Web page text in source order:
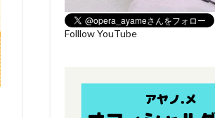
Folllow YouTube